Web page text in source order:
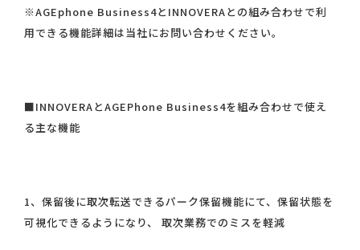
※AGEphone Business4とINNOVERAとの組み合わせで利
用できる機能詳細は当社にお問い合わせください。
■INNOVERAとAGEPhone Business4を組み合わせで使え
る主な機能
1、保留後に取次転送できるパーク保留機能にて、保留状態を
可視化できるようになり、 取次業務でのミスを軽減